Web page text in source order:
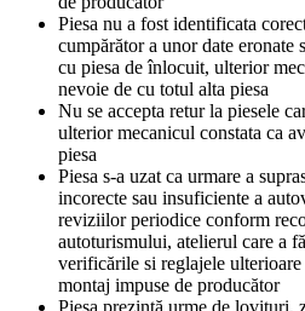
Piesa nu a fost identificata
cumpărător a unor date eronate
cu piesa de înlocuit, ulterior
nevoie de cu totul alta piesa
Nu se accepta retur la piesele
ulterior mecanicul constata ca
piesa
Piesa s-a uzat ca urmare a
incorecte sau insuficiente a
reviziilor periodice conform
autoturismului, atelierul care a
verificările si reglajele
montaj impuse de producător